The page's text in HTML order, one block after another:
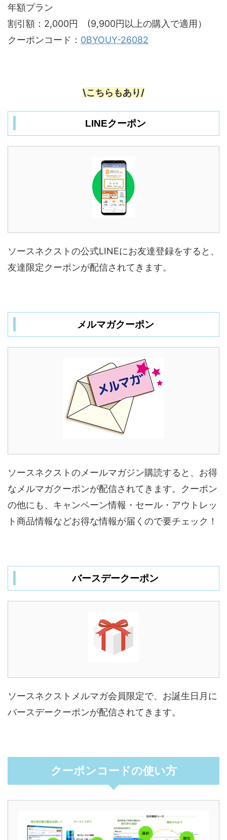
年額プラン
割引額：2,000円 (9,900円以上の購入で適用）
クーポンコード： 0BYOUY-26082
\こちらもあり/
LINEクーポン
ソースネクストの公式LINEにお友達登録をすると、
友達限定クーポンが配信されてきます。
メルマガクーポン
ソースネクストのメールマガジン購読すると、お得
なメルマガクーポンが配信されてきます。クーポン
の他にも、キャンペーン情報・セール・アウトレッ
ト商品情報などお得な情報が届くので要チェック！
バースデークーポン
ソースネクストメルマガ会員限定で、お誕生日月に
バースデークーポンが配信されてきます。
クーポンコードの使い方